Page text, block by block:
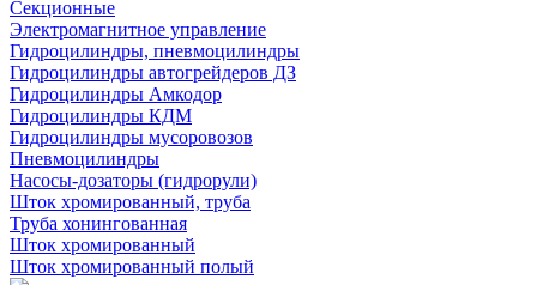
Секционные
Электромагнитное управление
Гидроцилиндры, пневмоцилиндры
Гидроцилиндры автогрейдеров ДЗ
Гидроцилиндры Амкодор
Гидроцилиндры КДМ
Гидроцилиндры мусоровозов
Пневмоцилиндры
Насосы-дозаторы (гидрорули)
Шток хромированный, труба
Труба хонингованная
Шток хромированный
Шток хромированный полый